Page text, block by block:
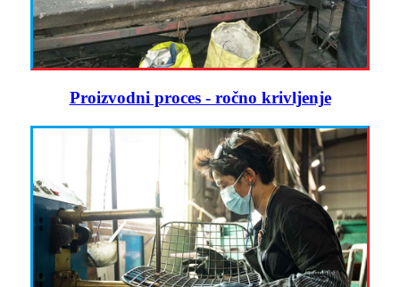
Proizvodni proces - ročno krivljenje